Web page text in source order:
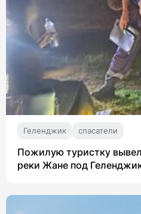
Геленджик спасатели
Пожилую туристку
реки Жане под